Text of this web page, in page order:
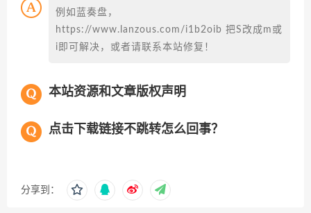
例如蓝奏盘，
https://www.lanzous.com/i1b2oib 把S改成m或
i即可解决，或者请联系本站修复！
本站资源和文章版权声明
点击下载链接不跳转怎么回事？
分享到：